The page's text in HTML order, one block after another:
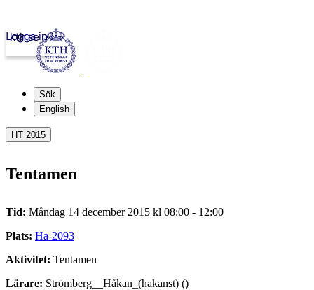
kth.se
Logga in
Sök
English
HT 2015
Tentamen
Tid: Måndag 14 december 2015 kl 08:00 - 12:00
Plats: Ha-2093
Aktivitet: Tentamen
Lärare: Strömberg__Håkan_(hakanst) ()